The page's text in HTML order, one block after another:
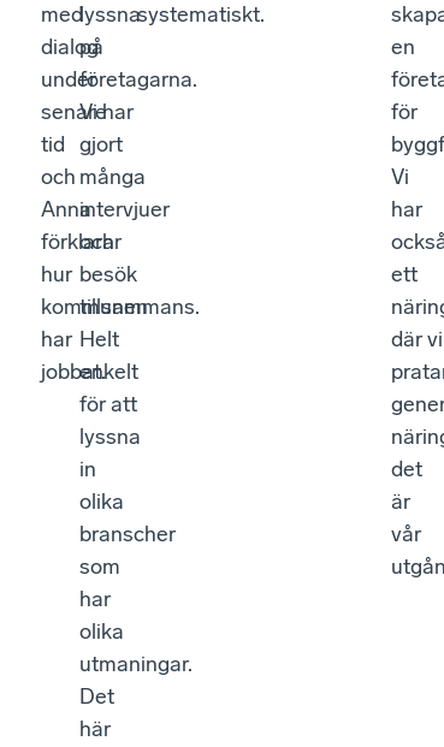
med
dialog
under
senare
tid
och
Anna
förklarar
hur
kommunen
har
jobbat.
lyssna
på
företagarna.
Vi har
gjort
många
intervjuer
och
besök
tillsammans.
Helt
enkelt
för att
lyssna
in
olika
branscher
som
har
olika
utmaningar.
Det
här
systematiskt.
en
för
Vi
har
ett
där vi
det
är
vår